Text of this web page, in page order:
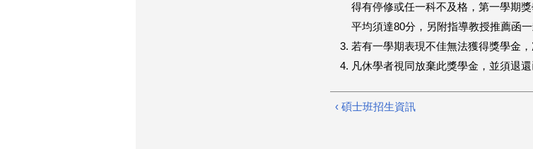
得有停修或任一科不及格，第一學期
平均須達80分，另附指導教授推薦函
若有一學期表現不佳無法獲得獎學金
凡休學者視同放棄此獎學金，並須退還
‹ 碩士班招生資訊